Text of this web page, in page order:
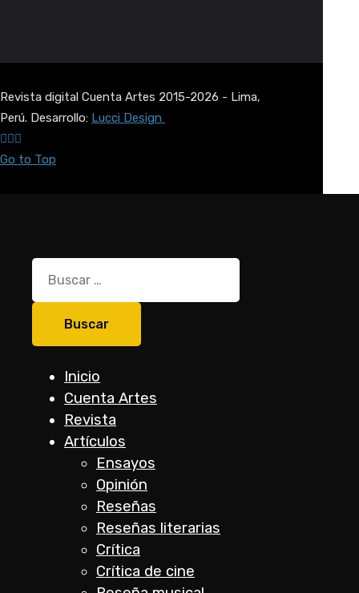
Revista digital Cuenta Artes 2015-2026 - Lima,
Perú. Desarrollo: Lucci Design
Go to Top
Buscar:
Inicio
Cuenta Artes
Revista
Artículos
Ensayos
Opinión
Reseñas
Reseñas literarias
Crítica
Crítica de cine